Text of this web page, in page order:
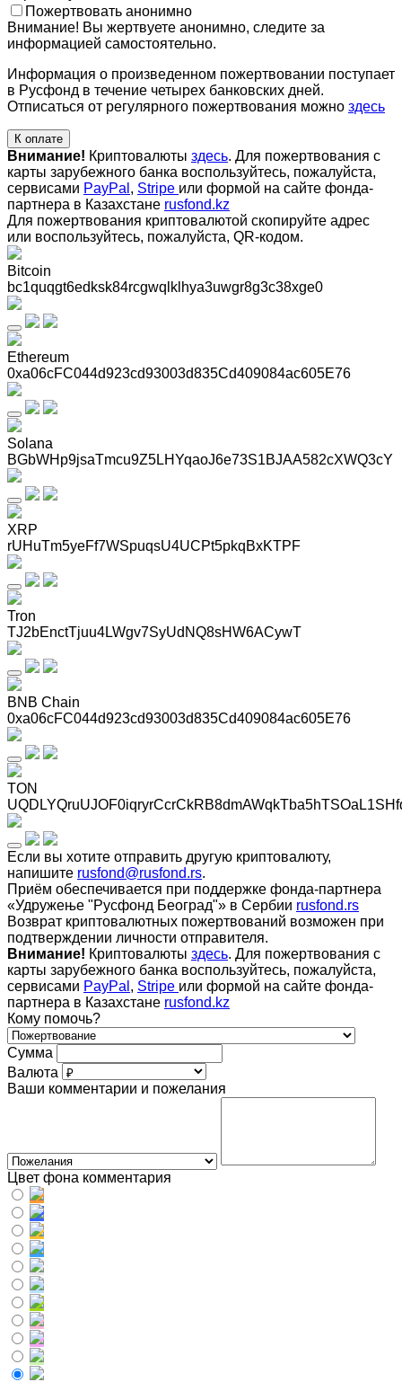
Пожертвовать анонимно
Внимание! Вы жертвуете анонимно, следите за
информацией самостоятельно.
Информация о произведенном пожертвовании поступает
в Русфонд в течение четырех банковских дней.
Отписаться от регулярного пожертвования можно здесь
К оплате
Внимание! Криптовалюты здесь. Для пожертвования с
карты зарубежного банка воспользуйтесь, пожалуйста,
сервисами PayPal , Stripe или формой на сайте фонда-
партнера в Казахстане rusfond.kz
Для пожертвования криптовалютой скопируйте адрес
или воспользуйтесь, пожалуйста, QR-кодом.
Bitcoin
bc1quqgt6edksk84rcgwqlklhya3uwgr8g3c38xge0
Ethereum
0xa06cFC044d923cd93003d835Cd409084ac605E76
Solana
BGbWHp9jsaTmcu9Z5LHYqaoJ6e73S1BJAA582cXWQ3cY
XRP
rUHuTm5yeFf7WSpuqsU4UCPt5pkqBxKTPF
Tron
TJ2bEnctTjuu4LWgv7SyUdNQ8sHW6ACywT
BNB Chain
0xa06cFC044d923cd93003d835Cd409084ac605E76
TON
Если вы хотите отправить другую криптовалюту,
напишите rusfond@rusfond.rs.
Приём обеспечивается при поддержке фонда-партнера
«Удружење "Русфонд Београд"» в Сербии rusfond.rs
Возврат криптовалютных пожертвований возможен при
подтверждении личности отправителя.
Внимание! Криптовалюты здесь. Для пожертвования с
карты зарубежного банка воспользуйтесь, пожалуйста,
сервисами PayPal , Stripe или формой на сайте фонда-
партнера в Казахстане rusfond.kz
Кому помочь?
Сумма
Валюта
Ваши комментарии и пожелания
Цвет фона комментария